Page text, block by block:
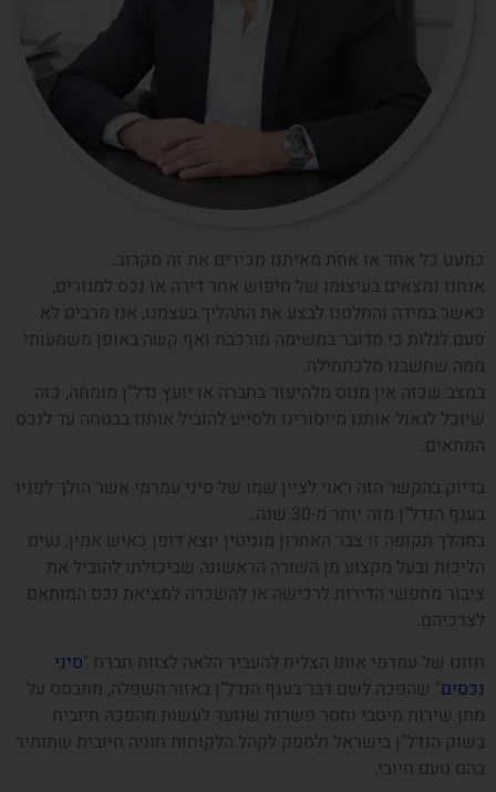
כמעט כל אחד או אחת מאיתנו מכירים את זה מקרוב.
אנחנו נמצאים בעיצומו של חיפוש אחר דירה או נכס למגורים,
כאשר במידה והחלטנו לבצע את התהליך בעצמנו, אנו מרבים לא
פעם לגלות כי מדובר במשימה מורכבת ואף קשה באופן משמעותי
ממה שחשבנו מלכתחילה.
במצב שכזה אין מנוס מלהיעזר בחברה או יועץ נדל"ן מומחה, כזה
שיוכל לגאול אותנו מייסורינו ולסייע להוביל אותנו בבטחה עד לנכס
המתאים.
בדיוק בהקשר הזה ראוי לציין שמו של סיני עמרמי אשר הולך לפניו
בענף הנדל"ן מזה יותר מ-30 שנה.
במהלך תקופה זו צבר האחרון מוניטין יוצא דופן כאיש אמין, נעים
הליכות ובעל מקצוע מן השורה הראשונה שביכולתו להוביל את
ציבור מחפשי הדירות לרכישה או להשכרה למציאת נכס המותאם
לצרכיהם.
חזונו של עמרמי אותו הצליח להעביר הלאה לצוות חברת "סיני
נכסים" שהפכה לשם דבר בענף הנדל"ן באזור השפלה, מתבסס על
מתן שירות מיטבי וחסר פשרות שנועד לעשות מהפכה חיובית
בשוק הנדל"ן בישראל ולספק לקהל הלקוחות חוויה חיובית שתותיר
בהם טעם חיובי.